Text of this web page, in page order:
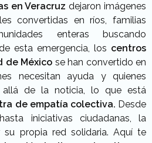
en Veracruz dejaron imágenes
convertidas en ríos, familias
enteras buscando
esta emergencia, los centros
de México se han convertido en
necesitan ayuda y quienes
allá de la noticia, lo que está
de empatía colectiva. Desde
iniciativas ciudadanas, la
propia red solidaria. Aquí te